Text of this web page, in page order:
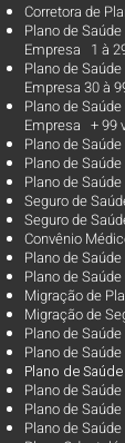
Corretora de
Plano de
Empresa 1 à
Plano de
Empresa 30 à
Plano de
Empresa + 99
Plano de
Plano de
Plano de
Seguro de
Seguro de
Convênio
Plano de
Plano de
Migração de
Migração de
Plano de
Plano de
Plano de
Plano de
Plano de
Plano de